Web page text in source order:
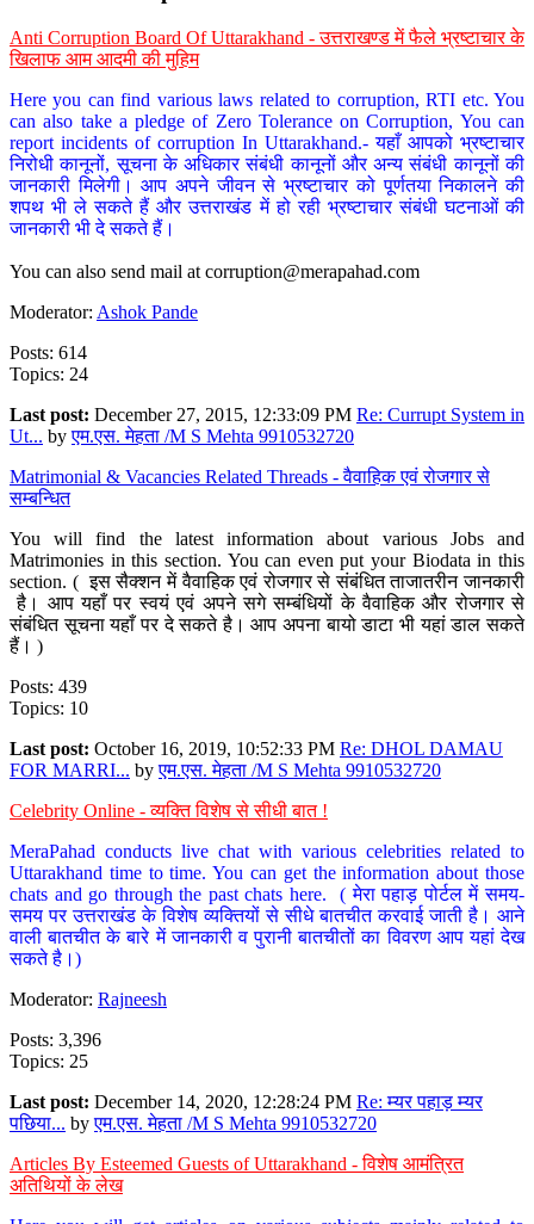
Anti Corruption Board Of Uttarakhand - उत्तराखण्ड में फैले भ्रष्टाचार के
खिलाफ आम आदमी की मुहिम
Here you can find various laws related to corruption, RTI etc. You
can also take a pledge of Zero Tolerance on Corruption, You can
report incidents of corruption In Uttarakhand.- यहाँ आपको भ्रष्टाचार
निरोधी कानूनों, सूचना के अधिकार संबंधी कानूनों और अन्य संबंधी कानूनों की
जानकारी मिलेगी। आप अपने जीवन से भ्रष्टाचार को पूर्णतया निकालने की
शपथ भी ले सकते हैं और उत्तराखंड में हो रही भ्रष्टाचार संबंधी घटनाओं की
जानकारी भी दे सकते हैं।
You can also send mail at corruption@merapahad.com
Moderator: Ashok Pande
Posts: 614
Topics: 24
Last post: December 27, 2015, 12:33:09 PM Re: Currupt System in
Ut... byएम.एस. मेहता /M S Mehta 9910532720
Matrimonial & Vacancies Related Threads - वैवाहिक एवं रोजगार से
सम्बन्धित
You will find the latest information about various Jobs and
Matrimonies in this section. You can even put your Biodata in this
section. ( इस सैक्शन में वैवाहिक एवं रोजगार से संबंधित ताजातरीन जानकारी
है। आप यहाँ पर स्वयं एवं अपने सगे सम्बंधियों के वैवाहिक और रोजगार से
संबंधित सूचना यहाँ पर दे सकते है। आप अपना बायो डाटा भी यहां डाल सकते
हैं। )
Posts: 439
Topics: 10
Last post: October 16, 2019, 10:52:33 PM Re: DHOL DAMAU
FOR MARRI... byएम.एस. मेहता /M S Mehta 9910532720
Celebrity Online - व्यक्ति विशेष से सीधी बात !
MeraPahad conducts live chat with various celebrities related to
Uttarakhand time to time. You can get the information about those
chats and go through the past chats here. ( मेरा पहाड़ पोर्टल में समय-
समय पर उत्तराखंड के विशेष व्यक्तियों से सीधे बातचीत करवाई जाती है। आने
वाली बातचीत के बारे में जानकारी व पुरानी बातचीतों का विवरण आप यहां देख
सकते है।)
Moderator: Rajneesh
Posts: 3,396
Topics: 25
Last post: December 14, 2020, 12:28:24 PM Re: म्यर पहाड़ म्यर
पछिया... byएम.एस. मेहता /M S Mehta 9910532720
Articles By Esteemed Guests of Uttarakhand - विशेष आमंत्रित
अतिथियों के लेख